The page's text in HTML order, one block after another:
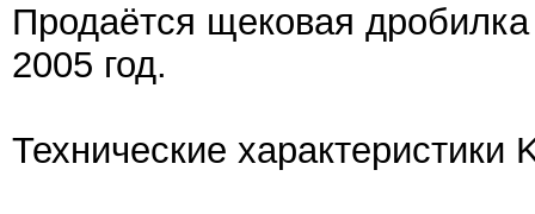
Продаётся щековая
2005 год.
Технические характеристики